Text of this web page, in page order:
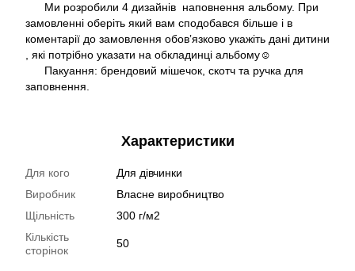
Ми розробили 4 дизайнів наповнення альбому. При
замовленні оберіть який вам сподобався більше і в
коментарії до замовлення обовʼязково укажіть дані дитини
, які потрібно указати на обкладинці альбому☺️
Пакуання: брендовий мішечок, скотч та ручка для
заповнення.
Характеристики
Для кого
Для дівчинки
Виробник
Власне виробництво
Щільність
300 г/м2
Кількість
сторінок
50